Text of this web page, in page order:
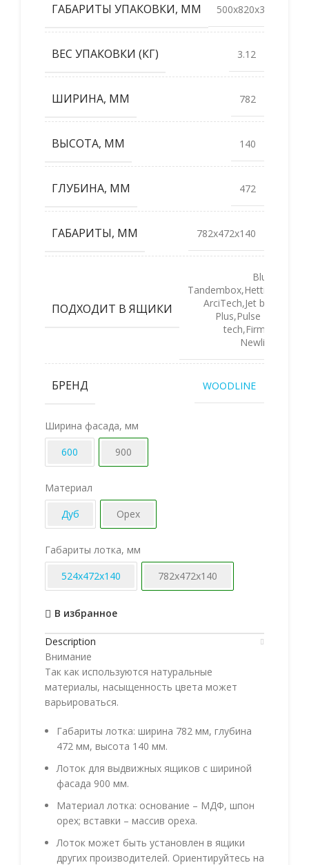
ГАБАРИТЫ УПАКОВКИ, ММ 500x820x320
ВЕС УПАКОВКИ (КГ) 3.12
ШИРИНА, ММ 782
ВЫСОТА, ММ 140
ГЛУБИНА, ММ 472
ГАБАРИТЫ, ММ 782x472x140
ПОДХОДИТ В ЯЩИКИ
Blum
Tandembox,Hettich
ArciTech,Jet box
Plus,Pulse M-
tech,Firmax
Newline
БРЕНД WOODLINE
Ширина фасада, мм
600
900
Материал
Дуб
Орех
Габариты лотка, мм
524х472х140
782х472х140
В избранное
Description
Внимание
Так как используются натуральные
материалы, насыщенность цвета может
варьироваться.
Габариты лотка: ширина 782 мм, глубина
472 мм, высота 140 мм.
Лоток для выдвижных ящиков с шириной
фасада 900 мм.
Материал лотка: основание – МДФ, шпон
орех; вставки – массив ореха.
Лоток может быть установлен в ящики
других производителей. Ориентируйтесь на